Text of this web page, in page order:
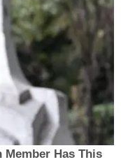
Member Has This